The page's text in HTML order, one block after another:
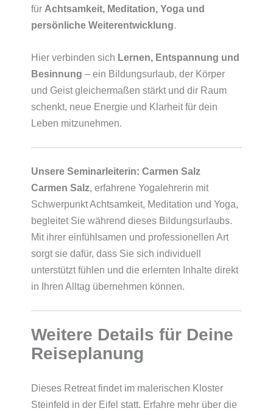
für Achtsamkeit, Meditation, Yoga und
persönliche Weiterentwicklung.
Hier verbinden sich Lernen, Entspannung und
Besinnung – ein Bildungsurlaub, der Körper
und Geist gleichermaßen stärkt und dir Raum
schenkt, neue Energie und Klarheit für dein
Leben mitzunehmen.
Unsere Seminarleiterin: Carmen Salz
Carmen Salz, erfahrene Yogalehrerin mit
Schwerpunkt Achtsamkeit, Meditation und Yoga,
begleitet Sie während dieses Bildungsurlaubs.
Mit ihrer einfühlsamen und professionellen Art
sorgt sie dafür, dass Sie sich individuell
unterstützt fühlen und die erlernten Inhalte direkt
in Ihren Alltag übernehmen können.
Weitere Details für Deine
Reiseplanung
Dieses Retreat findet im malerischen Kloster
Steinfeld in der Eifel statt. Erfahre mehr über die